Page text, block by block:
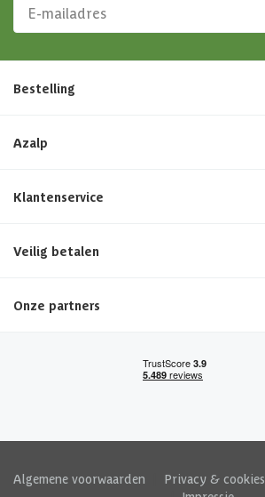
Bestelling
Azalp
Klantenservice
Veilig betalen
Onze partners
Algemene voorwaarden Privacy & cookies